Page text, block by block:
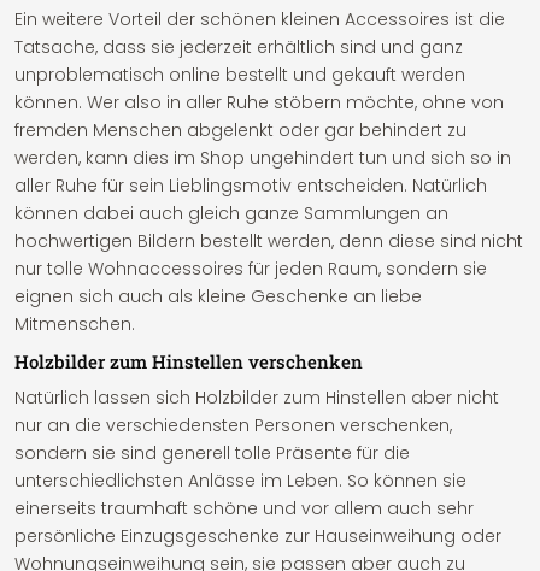
Ein weitere Vorteil der schönen kleinen Accessoires ist die
Tatsache, dass sie jederzeit erhältlich sind und ganz
unproblematisch online bestellt und gekauft werden
können. Wer also in aller Ruhe stöbern möchte, ohne von
fremden Menschen abgelenkt oder gar behindert zu
werden, kann dies im Shop ungehindert tun und sich so in
aller Ruhe für sein Lieblingsmotiv entscheiden. Natürlich
können dabei auch gleich ganze Sammlungen an
hochwertigen Bildern bestellt werden, denn diese sind nicht
nur tolle Wohnaccessoires für jeden Raum, sondern sie
eignen sich auch als kleine Geschenke an liebe
Mitmenschen.
Holzbilder zum Hinstellen verschenken
Natürlich lassen sich Holzbilder zum Hinstellen aber nicht
nur an die verschiedensten Personen verschenken,
sondern sie sind generell tolle Präsente für die
unterschiedlichsten Anlässe im Leben. So können sie
einerseits traumhaft schöne und vor allem auch sehr
persönliche Einzugsgeschenke zur Hauseinweihung oder
Wohnungseinweihung sein, sie passen aber auch zu